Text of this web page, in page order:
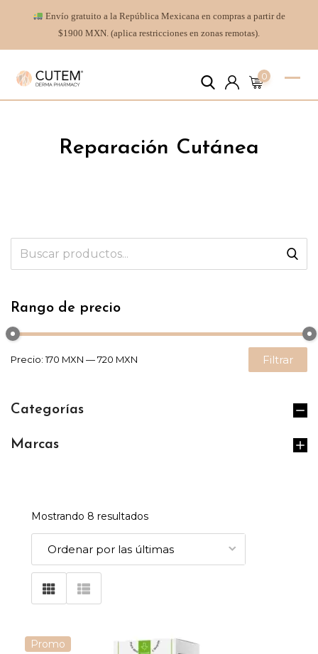
Envío gratuito a la República Mexicana en compras a partir de
$1900 MXN. (aplica restricciones en zonas remotas).
0
Reparación Cutánea
Rango de precio
Filtrar
Precio:170 MXN —720 MXN
Categorías
Marcas
Mostrando 8 resultados
Promo